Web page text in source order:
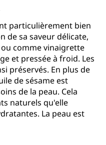
particulièrement bien
de sa saveur délicate,
comme vinaigrette
et pressée à froid. Les
préservés. En plus de
de sésame est
de la peau. Cela
naturels qu'elle
La peau est